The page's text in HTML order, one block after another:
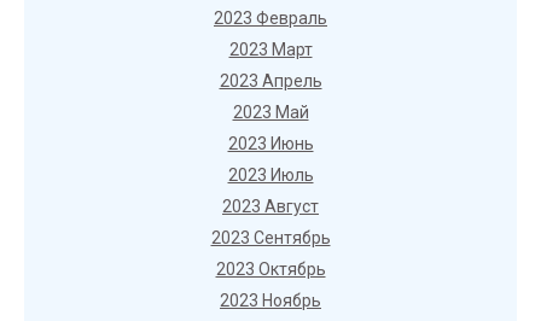
2023 Февраль
2023 Март
2023 Апрель
2023 Май
2023 Июнь
2023 Июль
2023 Август
2023 Сентябрь
2023 Октябрь
2023 Ноябрь